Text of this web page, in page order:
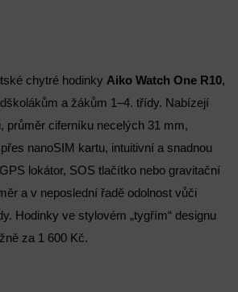
chytré hodinky Aiko Watch One R10,
a žákům 1–4. třídy. Nabízejí
průměr ciferníku necelých 31 mm,
nanoSIM kartu, intuitivní a snadnou
lokátor, SOS tlačítko nebo gravitační
a v neposlední řadě odolnost vůči
Hodinky ve stylovém „tygřím“ designu
za 1 600 Kč.